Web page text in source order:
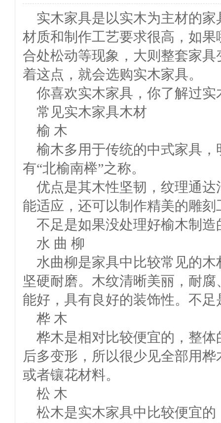
实木家具是以实木为主材的
材质和制作工艺要求很高，如
合处松动等现象，大则整套家
着这点，就会选购实木家具。
你喜欢实木家具，你了解过
常见实木家具木材
榆 木
榆木多用于传统的中式家具
有“北榆南榉”之称。
优点是其木性坚韧，纹理通
能适应，还可以制作精美的雕刻
不足是如果没处理好榆木制
水 曲 柳
水曲柳是家具中比较常见的
坚硬耐磨。木纹清晰美丽，耐
能好，具有良好的装饰性。不
桦 木
桦木是相对比较便宜的，整
后多变形，所以很少见全部用
或者镶花材料。
松 木
松木是实木家具中比较便宜